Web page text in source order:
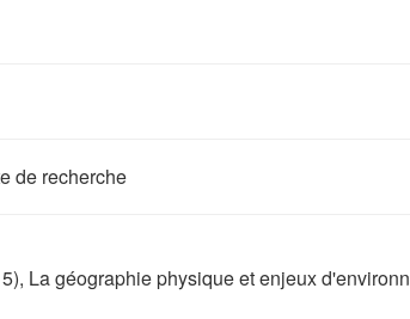
de recherche
La géographie physique et enjeux